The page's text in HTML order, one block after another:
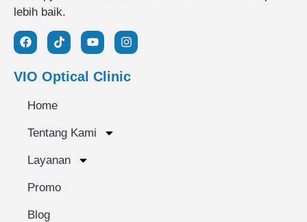
lebih baik.
VIO Optical Clinic
Home
Tentang Kami
Layanan
Promo
Blog